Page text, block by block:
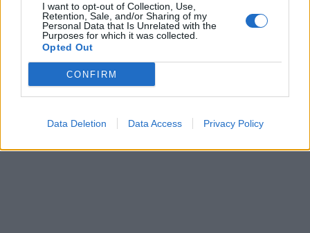
I want to opt-out of Collection, Use,
Retention, Sale, and/or Sharing of my
Personal Data that Is Unrelated with the
Purposes for which it was collected.
Opted Out
CONFIRM
Data Deletion Data Access Privacy Policy
λειτουργία των αιμοφόρων αγγείων. Μπορεί
επίσης να ενεργοποιούν μοριακούς
μηχανισμούς που συμβάλλουν στην θρόμβωση
του αίματος, εκτιμούν οι ερευνητές.
Φωτογραφία: iStock